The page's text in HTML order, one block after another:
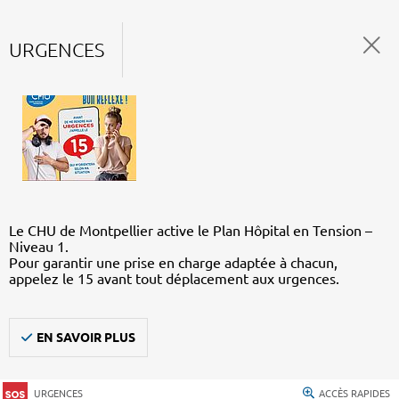
URGENCES
Le CHU de Montpellier active le Plan Hôpital en Tension –
Niveau 1.
Pour garantir une prise en charge adaptée à chacun,
appelez le 15 avant tout déplacement aux urgences.
EN SAVOIR PLUS
URGENCES ACCÈS RAPIDES